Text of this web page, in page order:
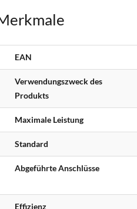
EAN
Verwendungszweck des
Produkts
Maximale Leistung
Standard
Abgeführte Anschlüsse
Effizienz